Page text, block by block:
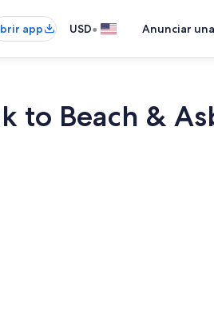
app USD• Anunciar
to Beach &